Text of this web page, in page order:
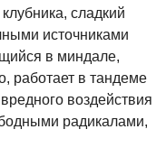
сладкий
источниками
в миндале,
работает в тандеме
воздействия
радикалами,